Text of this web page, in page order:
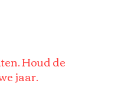
Houd de
jaar.